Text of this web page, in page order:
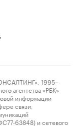
1995–
агентства «РБК»
информации
связи,
63848) и сетевого